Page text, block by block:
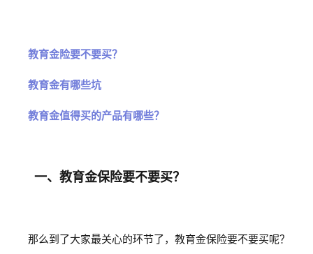
教育金险要不要买？
教育金有哪些坑
教育金值得买的产品有哪些？
一、教育金保险要不要买？
那么到了大家最关心的环节了，教育金保险要不要买呢？